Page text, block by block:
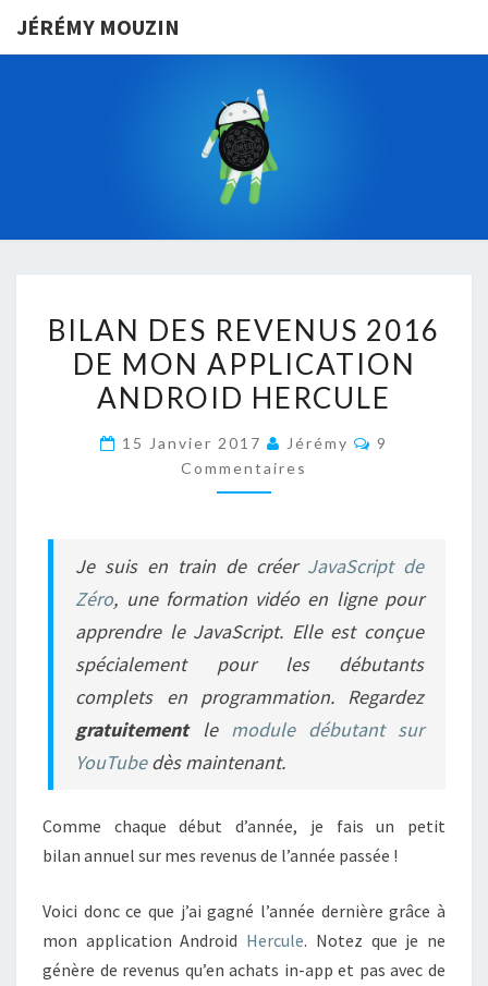
JÉRÉMY MOUZIN
JÉRÉMY
MOUZIN
VIVRE D’UNE
APPLICATION
ANDROID EN
DES
REVENUS
2016
MON
BILAN DES REVENUS 2016
DE MON APPLICATION
ANDROID HERCULE
15 Janvier 2017 Jérémy
9
Commentaires
Je suis en train de créer JavaScript de
Zéro, une formation vidéo en ligne pour
apprendre le JavaScript. Elle est conçue
spécialement pour les débutants
complets en programmation. Regardez
gratuitementle module débutant sur
YouTubedès maintenant.
Comme chaque début d’année, je fais un petit
bilan annuel sur mes revenus de l’année passée !
Voici donc ce que j’ai gagné l’année dernière grâce à
mon application Android Hercule. Notez que je ne
génère de revenus qu’en achats in-app et pas avec de